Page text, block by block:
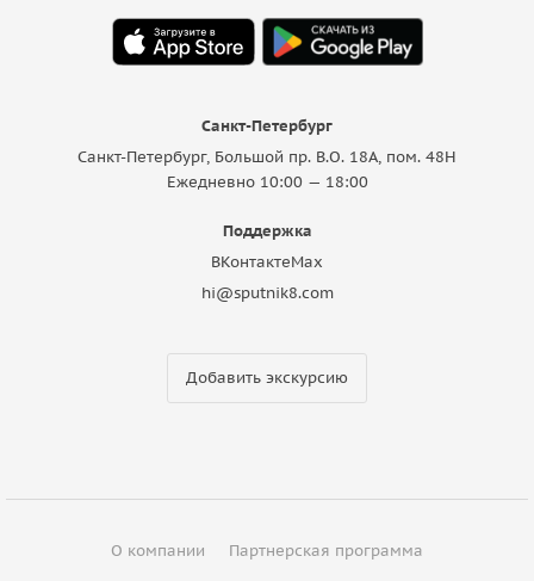
Санкт-Петербург
Санкт-Петербург, Большой пр. В.О. 18A, пом. 48Н
Ежедневно 10:00 — 18:00
Поддержка
ВКонтактеMax
hi@sputnik8.com
Добавить экскурсию
О компании
Партнерская программа